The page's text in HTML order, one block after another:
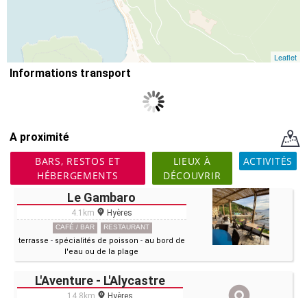
Leaflet
Informations transport
A proximité
BARS, RESTOS ET
HÉBERGEMENTS
LIEUX À
DÉCOUVRIR
ACTIVITÉS
Le Gambaro
4.1km Hyères
CAFÉ / BAR RESTAURANT
terrasse - spécialités de poisson - au bord de
l'eau ou de la plage
L'Aventure - L'Alycastre
14.8km Hyères